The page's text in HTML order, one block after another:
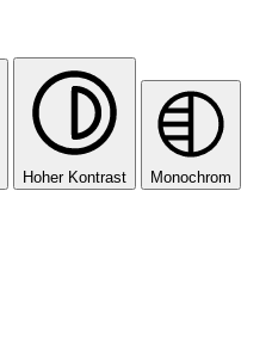
Hoher Kontrast Monochrom